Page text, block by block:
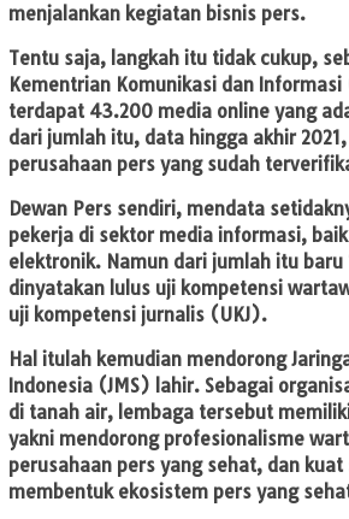
menjalankan kegiatan bisnis pers.
Tentu saja, langkah itu tidak cukup,
Kementrian Komunikasi dan
terdapat 43.200 media online yang
dari jumlah itu, data hingga akhir
perusahaan pers yang sudah
Dewan Pers sendiri, mendata
pekerja di sektor media informasi,
elektronik. Namun dari jumlah itu baru
dinyatakan lulus uji kompetensi
uji kompetensi jurnalis (UKJ).
Hal itulah kemudian mendorong
Indonesia (JMS) lahir. Sebagai
di tanah air, lembaga tersebut
yakni mendorong profesionalisme
perusahaan pers yang sehat, dan kuat
membentuk ekosistem pers yang